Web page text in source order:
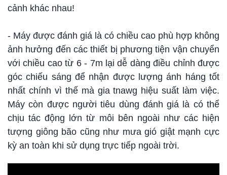
cảnh khác nhau!
- Máy được đánh giá là có chiều cao phù hợp không
ảnh hưởng đến các thiết bị phương tiện vận chuyển
với chiều cao từ 6 - 7m lại dễ dàng điều chỉnh được
góc chiếu sáng để nhận được lượng ánh háng tốt
nhất chính vì thế mà gia tnawg hiệu suất làm việc.
Máy còn được người tiêu dùng đánh giá là có thể
chịu tác động lớn từ môi bên ngoài như các hiện
tượng giông bão cũng như mưa gió giật mạnh cực
kỳ an toàn khi sử dụng trực tiếp ngoài trời.